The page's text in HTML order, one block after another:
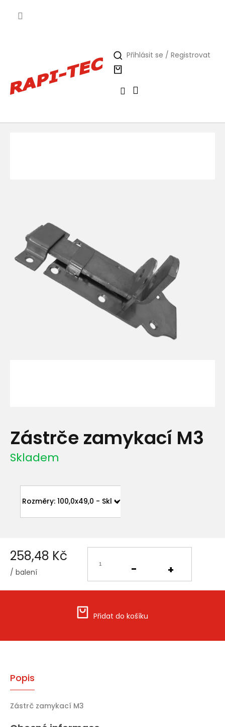
Přihlásit se / Registrovat
Zástrče zamykací M3
Skladem
258,48 Kč
/ balení
cena:
Přidat do košíku
Popis
Zástrč zamykací M3